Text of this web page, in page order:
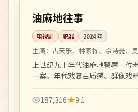
中国
油麻地往事
电视剧 犯罪 2024年
主演： 古天乐、林家栋、佘诗曼、
上世纪九十年代油麻地警署一位
一案。年代戏复古质感、群像戏
罪剧的回归之作。
187,316
9.1